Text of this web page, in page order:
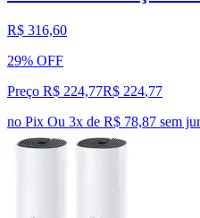
R$ 316,60
29% OFF
Preço R$ 224,77R$ 224,77
no Pix Ou 3x de R$ 78,87 sem